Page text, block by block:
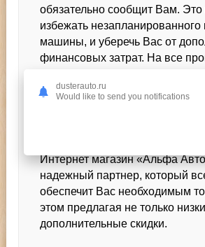
обязательно сообщит Вам.
избежать незапланированного
машины, и уберечь Вас от
финансовых затрат. На все
полную гарантию, поэтому при
Интернет магазин «Альфа
надежный партнер, который
обеспечит Вас необходимым
этом предлагая не только
дополнительные скидки.
dusterauto.ru
Would like to send you notifications